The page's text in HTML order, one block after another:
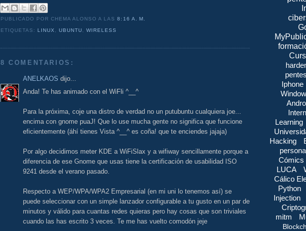
PUBLICADO POR CHEMA ALONSOA LAS8:16 A. M.
ETIQUETAS: LINUX ,UBUNTU,WIRELESS
8 COMENTARIOS:
ANELKAOS dijo...
Anda! Te has animado con el WiFli ^__^
Para la próxima, coje una distro de verdad no un putubuntu cualquiera joe...
encima con gnome puaJ! Que lo use mucha gente no significa que funcione
eficientemente (áhí tienes Vista ^__^ es coña! que te enciendes jajaja)
Por algo decidimos meter KDE a WiFiSlax y a wifiway sencillamente porque a
diferencia de ese Gnome que usas tiene la certificación de usabilidad ISO
9241 desde el verano pasado.
Respecto a WEP/WPA/WPA2 Empresarial (en mi uni lo tenemos así) se
puede seleccionar con un simple lanzador configurable a tu gusto en un par de
minutos y válido para cuantas redes quieras pero hay cosas que son triviales
cuando las has escrito 3 veces. Te me has vuelto comodón jeje
Iphone
Learning
Hacking
Cómics
LUCA
Cálico
Python
Injection
mitm